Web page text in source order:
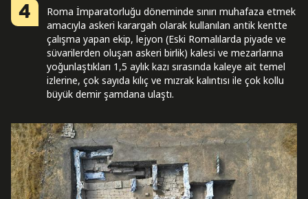
4
Roma İmparatorluğu döneminde sınırı muhafaza etmek
amacıyla askeri karargah olarak kullanılan antik kentte
çalışma yapan ekip, lejyon (Eski Romalılarda piyade ve
süvarilerden oluşan askeri birlik) kalesi ve mezarlarına
yoğunlaştıkları 1,5 aylık kazı sırasında kaleye ait temel
izlerine, çok sayıda kılıç ve mızrak kalıntısı ile çok kollu
büyük demir şamdana ulaştı.